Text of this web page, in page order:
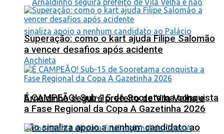
Arnaldinho seguirá prefeito de Vila Velha e
não sinaliza apoio a nenhum candidato ao
Superação: como o kart ajuda Filipe Salomão
a vencer desafios após acidente
É CAMPEÃO! Sub-15 de Sooretama conquista
a Fase Regional da Copa A Gazetinha 2026